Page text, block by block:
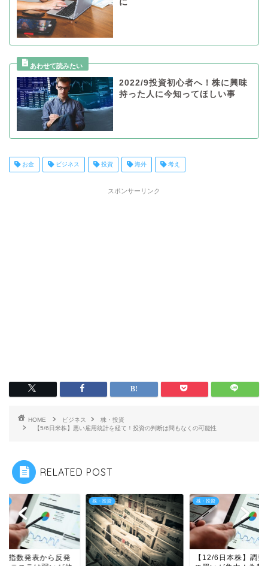
に
2022/9投資初心者へ！株に興味
持った人に今知ってほしい事
お金 ビジネス 投資 海外 考え
スポンサーリンク
HOME ビジネス
株・投資
【5/6日米株】悪い雇用統計を経て！投資の判断は間もなくの可能性
RELATED POST
指数発表から反発
株・投資 株・投資
【12/6日本株】調整